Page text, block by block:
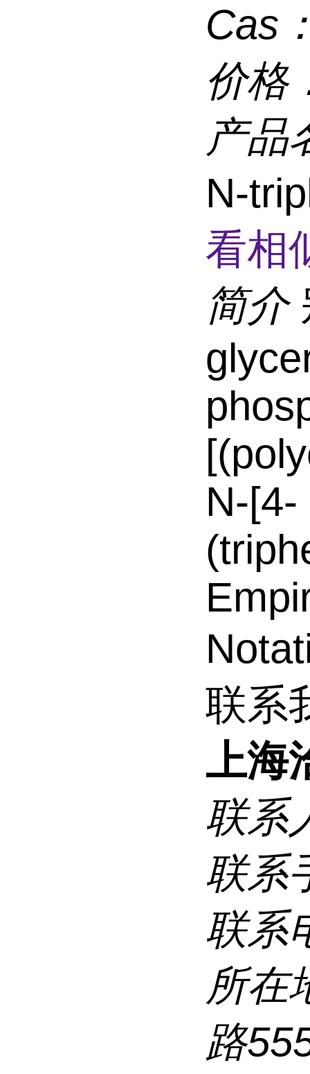
Cas
价格
产品
N-
看相
简介
N-[4-
联系
上海
联系
联系
联系
所在
路